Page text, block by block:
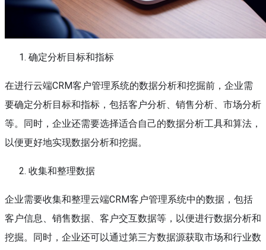
确定分析目标和指标
在进行云端CRM客户管理系统的数据分析和挖掘前，企业需
要确定分析目标和指标，包括客户分析、销售分析、市场分析
等。同时，企业还需要选择适合自己的数据分析工具和算法，
以便更好地实现数据分析和挖掘。
收集和整理数据
企业需要收集和整理云端CRM客户管理系统中的数据，包括
客户信息、销售数据、客户交互数据等，以便进行数据分析和
挖掘。同时，企业还可以通过第三方数据源获取市场和行业数